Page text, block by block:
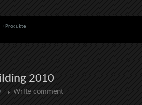
+ Produkte
2010
Write comment